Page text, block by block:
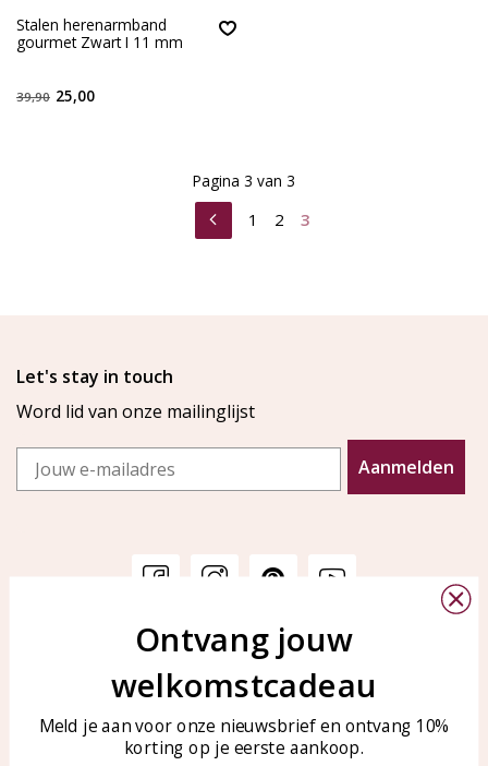
Stalen herenarmband
gourmet Zwart I 11 mm
39,90 25,00
1 2 3
Pagina 3 van 3
Let's stay in touch
Word lid van onze mailinglijst
Email
Aanmelden
Veelgestelde vragen
Sieraden onderhouden
KAYA Sieraden
Bellen of WhatsApp Ma-Vr
tussen 09:00-17:00
Tel: 0850003187
Ontvang jouw
welkomstcadeau
Meld je aan voor onze nieuwsbrief en ontvang 10%
korting op je eerste aankoop.